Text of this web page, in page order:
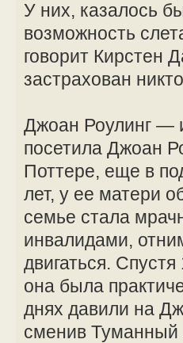
У них, казалось
возможность
говорит Кирстен
застрахован
Джоан Роулинг —
посетила Джоан
Поттере, еще в
лет, у ее матери
семье стала
инвалидами,
двигаться.
она была
днях давили на
сменив Туманный